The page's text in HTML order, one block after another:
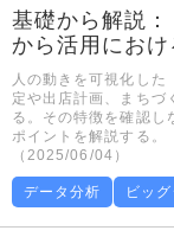
基礎から解説
から活用にお
人の動きを可視化した
定や出店計画、まちづ
る。その特徴を確認し
ポイントを解説する。
（2025/06/04）
データ分析 ビッ